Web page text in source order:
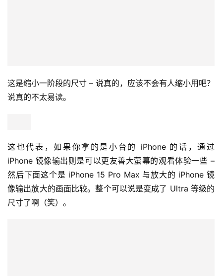
这是缩小一阶段的尺寸 – 说真的，应该不会有人缩小用吧？
说真的不太易读。
这也代表，如果你拿的是小台的 iPhone 的话，通过
iPhone 镜像输出则是可以更友善大萤幕的观看体验一些 –
然后下面这个是 iPhone 15 Pro Max 与放大的 iPhone 镜
像输出放大的画面比较。整个可以说是变成了 Ultra 等级的
尺寸了啊（笑）。